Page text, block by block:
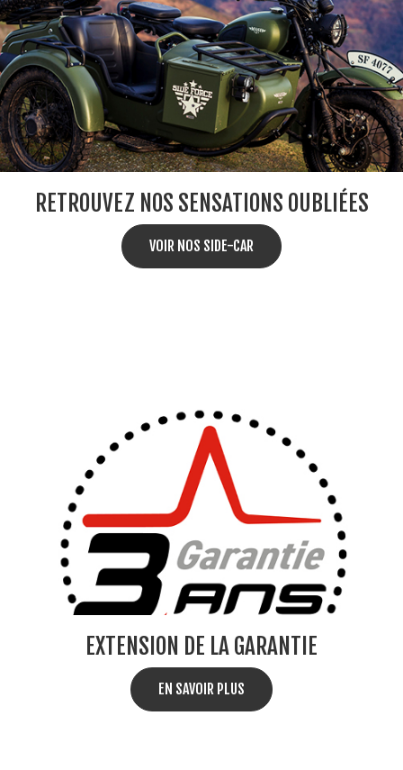
RETROUVEZ NOS SENSATIONS OUBLIÉES
VOIR NOS SIDE-CAR
EXTENSION DE LA GARANTIE
EN SAVOIR PLUS